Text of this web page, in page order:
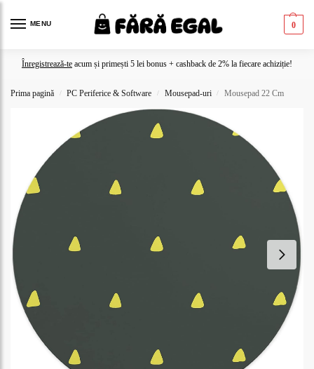
MENU 0
Înregistrează-te acum și primești 5 lei bonus + cashback de 2% la fiecare achiziție!
Prima pagină / PC Periferice & Software / Mousepad-uri / Mousepad 22 Cm